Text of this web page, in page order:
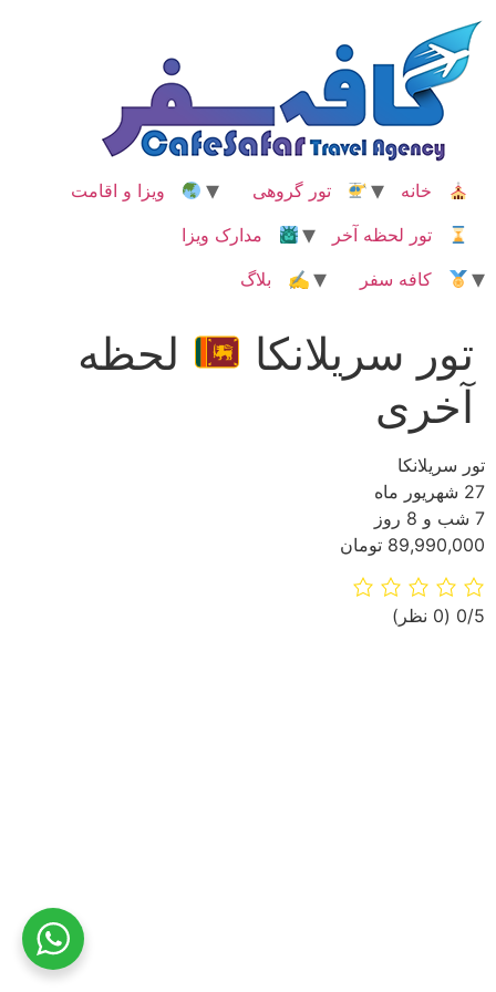
محتوا
خانه تور گروهی
ویزا و اقامت
تور لحظه آخر
مدارک ویزا
کافه سفر
✍ بلاگ
تور سریلانکا
لحظه
آخری
تور سریلانکا
27 شهریور ماه
7 شب و 8 روز
89,990,000 تومان
‫0/5 ‫(0 نظر)